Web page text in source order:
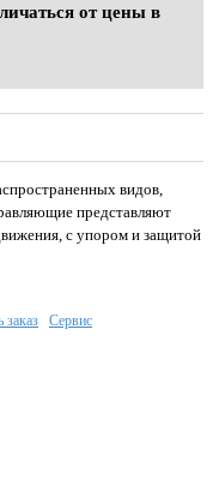
от цены в
видов,
представляют
с упором и защитой
заказ Сервис